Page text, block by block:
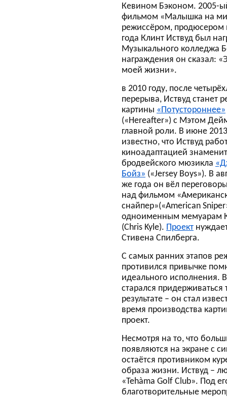
Кевином Бэконом. 2005-
фильмом «Малышка на
режиссёром, продюсером
года Клинт Иствуд был
Музыкального колледжа
награждения он сказал:
моей жизни».
в 2010 году, после
перерыва, Иствуд станет
картины «Потустороннее»
(«Hereafter») с Мэтом
главной роли. В июне
известно, что Иствуд
киноадаптацией
бродвейского мюзикла
Бойз» («Jersey Boys»). В
же года он вёл
над фильмом
снайпер»(«American
одноименным мемуарам
(Chris Kyle). Проект
Стивена Спилберга.
С самых ранних этапов
противился привычке
идеального исполнения.
старался
результате – он стал
время производства
проект.
Несмотря на то, что
появляются на экране с
остаётся противником
образа жизни. Иствуд –
«Tehàma Golf Club». Под
благотворительные